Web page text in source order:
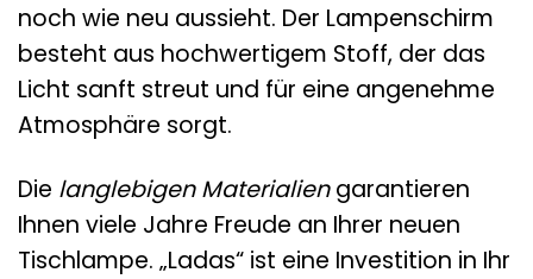
noch wie neu aussieht. Der Lampenschirm
besteht aus hochwertigem Stoff, der das
Licht sanft streut und für eine angenehme
Atmosphäre sorgt.
Die langlebigen Materialiengarantieren
Ihnen viele Jahre Freude an Ihrer neuen
Tischlampe. „Ladas“ ist eine Investition in Ihr